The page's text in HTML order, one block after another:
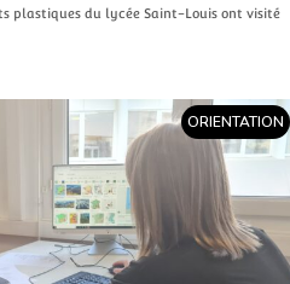
plastiques du lycée Saint-Louis ont visité
ORIENTATION